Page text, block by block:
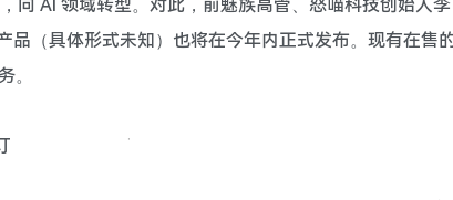
向 AI 领域转型。对此，前魅族高管、怒喵科技创始人李
（具体形式未知）也将在今年内正式发布。现有在售
。